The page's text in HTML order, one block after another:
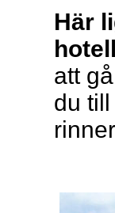
Här
hotell
att
du